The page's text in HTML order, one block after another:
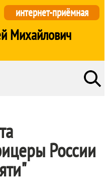
Михайлович
интернет-приёмная
России